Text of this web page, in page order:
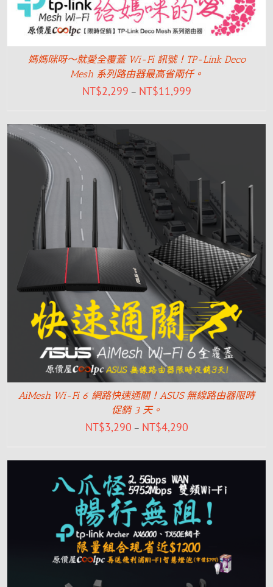
媽媽咪呀～就愛全覆蓋 Wi-Fi 訊號！TP-Link Deco
Mesh 系列路由器最高省兩仟。
NT$2,299 – NT$11,999
AiMesh Wi-Fi 6 網路快速通關！ASUS 無線路由器限時
促銷 3 天。
NT$3,290 – NT$4,290